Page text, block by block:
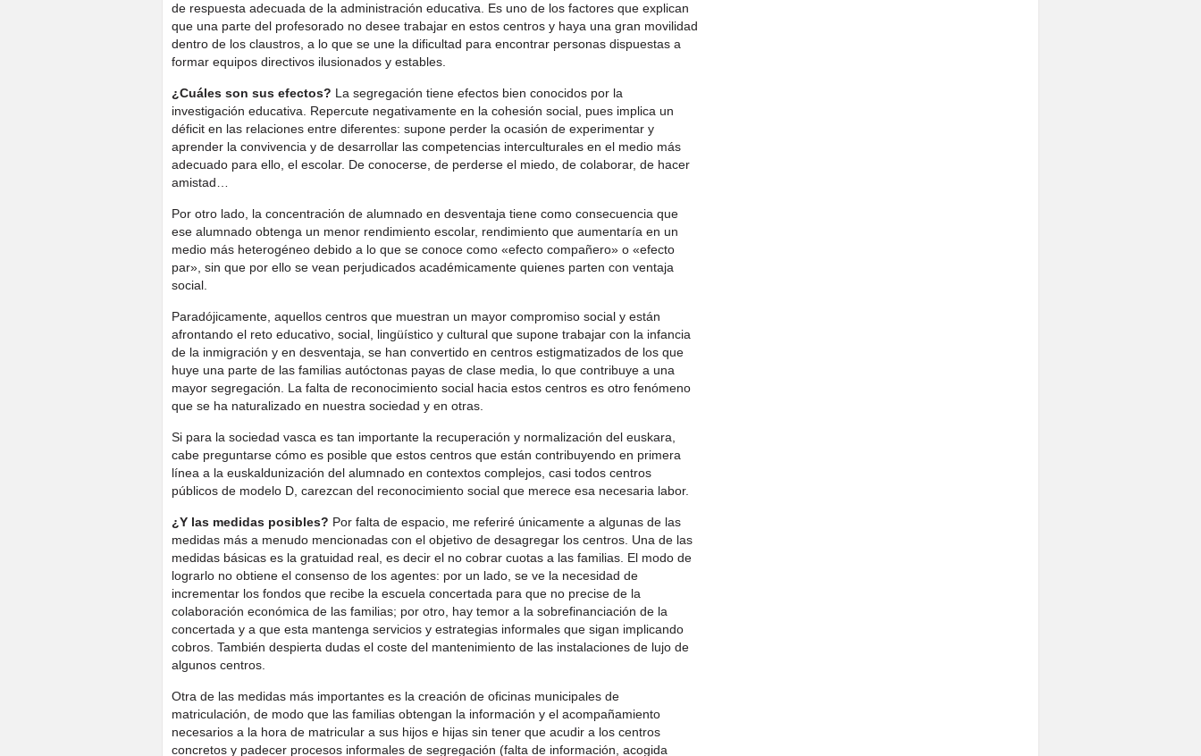
de respuesta adecuada de la administración educativa. Es uno de los factores que explican
que una parte del profesorado no desee trabajar en estos centros y haya una gran movilidad
dentro de los claustros, a lo que se une la dificultad para encontrar personas dispuestas a
formar equipos directivos ilusionados y estables.
¿Cuáles son sus efectos? La segregación tiene efectos bien conocidos por la
investigación educativa. Repercute negativamente en la cohesión social, pues implica un
déficit en las relaciones entre diferentes: supone perder la ocasión de experimentar y
aprender la convivencia y de desarrollar las competencias interculturales en el medio más
adecuado para ello, el escolar. De conocerse, de perderse el miedo, de colaborar, de hacer
amistad…
Por otro lado, la concentración de alumnado en desventaja tiene como consecuencia que
ese alumnado obtenga un menor rendimiento escolar, rendimiento que aumentaría en un
medio más heterogéneo debido a lo que se conoce como «efecto compañero» o «efecto
par», sin que por ello se vean perjudicados académicamente quienes parten con ventaja
social.
Paradójicamente, aquellos centros que muestran un mayor compromiso social y están
afrontando el reto educativo, social, lingüístico y cultural que supone trabajar con la infancia
de la inmigración y en desventaja, se han convertido en centros estigmatizados de los que
huye una parte de las familias autóctonas payas de clase media, lo que contribuye a una
mayor segregación. La falta de reconocimiento social hacia estos centros es otro fenómeno
que se ha naturalizado en nuestra sociedad y en otras.
Si para la sociedad vasca es tan importante la recuperación y normalización del euskara,
cabe preguntarse cómo es posible que estos centros que están contribuyendo en primera
línea a la euskaldunización del alumnado en contextos complejos, casi todos centros
públicos de modelo D, carezcan del reconocimiento social que merece esa necesaria labor.
¿Y las medidas posibles? Por falta de espacio, me referiré únicamente a algunas de las
medidas más a menudo mencionadas con el objetivo de desagregar los centros. Una de las
medidas básicas es la gratuidad real, es decir el no cobrar cuotas a las familias. El modo de
lograrlo no obtiene el consenso de los agentes: por un lado, se ve la necesidad de
incrementar los fondos que recibe la escuela concertada para que no precise de la
colaboración económica de las familias; por otro, hay temor a la sobrefinanciación de la
concertada y a que esta mantenga servicios y estrategias informales que sigan implicando
cobros. También despierta dudas el coste del mantenimiento de las instalaciones de lujo de
algunos centros.
Otra de las medidas más importantes es la creación de oficinas municipales de
matriculación, de modo que las familias obtengan la información y el acompañamiento
necesarios a la hora de matricular a sus hijos e hijas sin tener que acudir a los centros
concretos y padecer procesos informales de segregación (falta de información, acogida